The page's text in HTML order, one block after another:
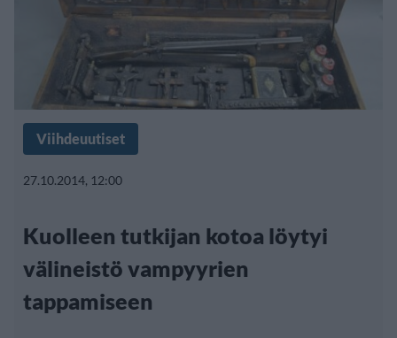
Viihdeuutiset
27.10.2014, 12:00
Kuolleen tutkijan kotoa löytyi
välineistö vampyyrien
tappamiseen